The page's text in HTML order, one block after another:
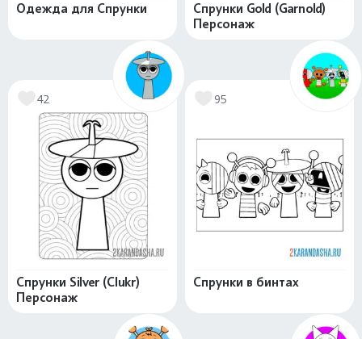
Одежда для Спрунки
Спрунки Gold (Garnold)
Персонаж
42
Спрунки Silver (Clukr)
Персонаж
95
Спрунки в бинтах